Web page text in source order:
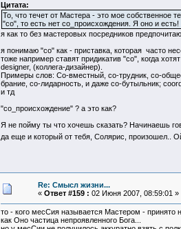
Цитата:
То, что течет от Мастера - это мое собственное
"со", то есть нет со_происхождения. Я оно и есть!
я как то без мастеровых посредников
я понимаю "со" как - приставка, которая часто
тоже например ставят придикатив "cо", когда
designer, (коллега-дизайнер).
Примеры слов: Со-вместный, со-трудник, со-
брание, со-лидарность, и даже со-бутыльник;
и тд
"со_происхождение" ? а это как?
Я не пойму ты что хочешь сказать? Начинаешь
да еще и который от тебя, Солярис, произошел..
Re: Смысл жизни...
« Ответ #159 : 02 Июня 2007, 08:59:01 »
то - кого месСия называется Мастером -
как Оно частица непроявленного Бога...